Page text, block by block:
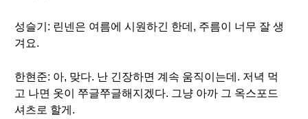
성슬기: 린넨은 여름에 시원하긴 한데, 주름이 너무 잘 생
겨요.
한현준: 아, 맞다. 난 긴장하면 계속 움직이는데. 저녁 먹
고 나면 옷이 쭈글쭈글해지겠다. 그냥 아까 그 옥스포드
셔츠로 할게.